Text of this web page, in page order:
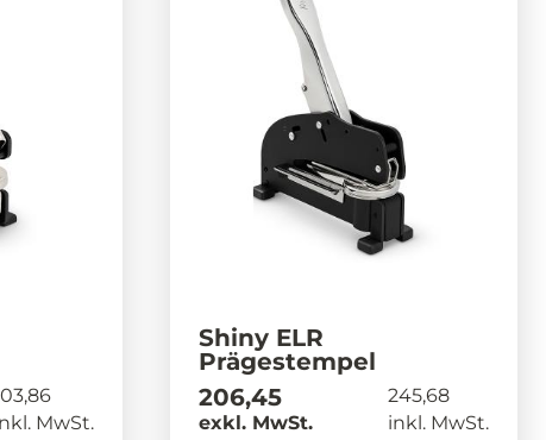
MwSt.
Shiny ELR
Prägestempel
206,45
exkl. MwSt.
245,68
inkl. MwSt.